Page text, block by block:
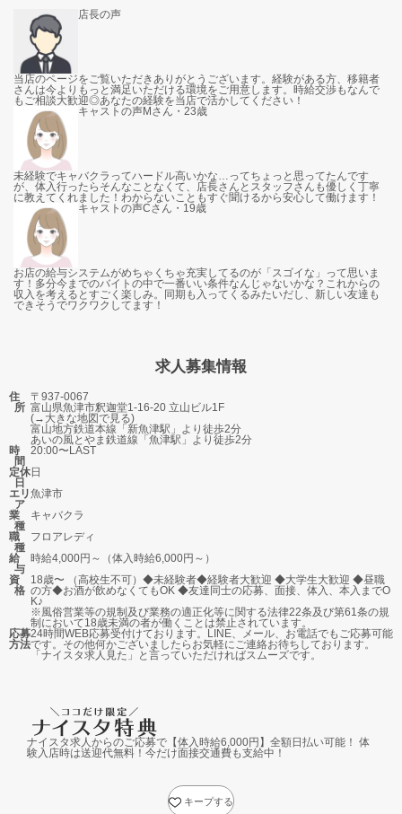
店長の声
当店のページをご覧いただきありがとうございます。経験がある方、移籍者
さんは今よりもっと満足いただける環境をご用意します。時給交渉もなんで
もご相談大歓迎◎あなたの経験を当店で活かしてください！
キャストの声Mさん・23歳
未経験でキャバクラってハードル高いかな…ってちょっと思ってたんです
が、体入行ったらそんなことなくて、店長さんとスタッフさんも優しく丁寧
に教えてくれました！わからないこともすぐ聞けるから安心して働けます！
キャストの声Cさん・19歳
お店の給与システムがめちゃくちゃ充実してるのが「スゴイな」って思いま
す！多分今までのバイトの中で一番いい条件なんじゃないかな？これからの
収入を考えるとすごく楽しみ。同期も入ってくるみたいだし、新しい友達も
できそうでワクワクしてます！
求人募集情報
住
所
〒937-0067
富山県魚津市釈迦堂1-16-20 立山ビル1F
(→ 大きな地図で見る)
富山地方鉄道本線「新魚津駅」より徒歩2分
あいの風とやま鉄道線「魚津駅」より徒歩2分
時
間
20:00〜LAST
定休
日
日
エリ
ア
魚津市
業
種
キャバクラ
職
種
フロアレディ
給
与
時給4,000円～（体入時給6,000円～）
資
格
18歳〜 （高校生不可）◆未経験者◆経験者大歓迎 ◆大学生大歓迎 ◆昼職
の方◆お酒が飲めなくてもOK ◆友達同士の応募、面接、体入、本入までO
K♪
※風俗営業等の規制及び業務の適正化等に関する法律22条及び第61条の規
制において18歳未満の者が働くことは禁止されています。
応募
方法
24時間WEB応募受付けております。LINE、メール、お電話でもご応募可能
です。その他何かございましたらお気軽にご連絡お待ちしております。
「ナイスタ求人見た」と言っていただければスムーズです。
ナイスタ求人からのご応募で【体入時給6,000円】全額日払い可能！ 体
験入店時は送迎代無料！今だけ面接交通費も支給中！
キープする